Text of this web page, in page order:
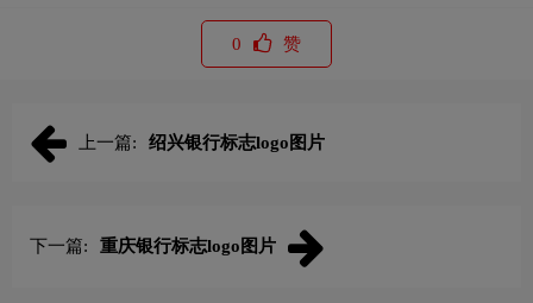
0 赞
上一篇: 绍兴银行标志logo图片
下一篇: 重庆银行标志logo图片